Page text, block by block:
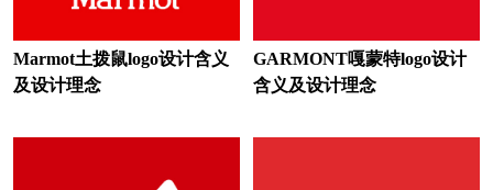
欧洲银行logo设计 欧洲城市logo设计
Marmot土拨鼠logo设计含义
及设计理念
GARMONT嘎蒙特logo设计
含义及设计理念